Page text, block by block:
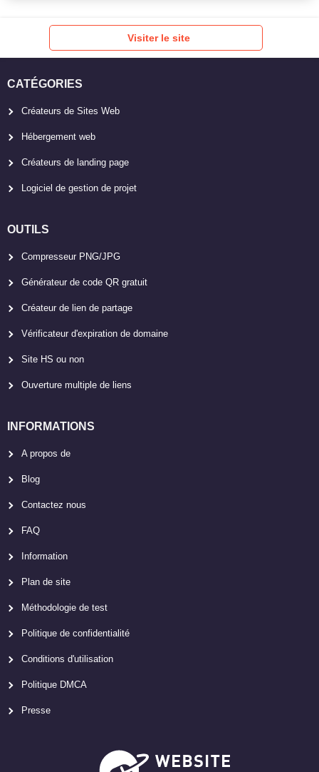
Visiter le site
CATÉGORIES
Créateurs de Sites Web
Hébergement web
Créateurs de landing page
Logiciel de gestion de projet
OUTILS
Compresseur PNG/JPG
Générateur de code QR gratuit
Créateur de lien de partage
Vérificateur d'expiration de domaine
Site HS ou non
Ouverture multiple de liens
INFORMATIONS
A propos de
Blog
Contactez nous
FAQ
Information
Plan de site
Méthodologie de test
Politique de confidentialité
Conditions d'utilisation
Politique DMCA
Presse